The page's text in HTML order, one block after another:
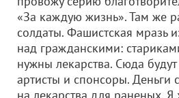
«За каждую жизнь». Там же
солдаты. Фашистская мразь
над гражданскими:
нужны лекарства. Сюда
артисты и спонсоры. Деньги